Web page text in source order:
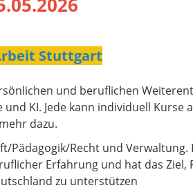
Stuttgart
und beruflichen
KI. Jede kann individuell Kurse
dazu.
Pädagogik/Recht und
Erfahrung und hat das Ziel,
zu unterstützen